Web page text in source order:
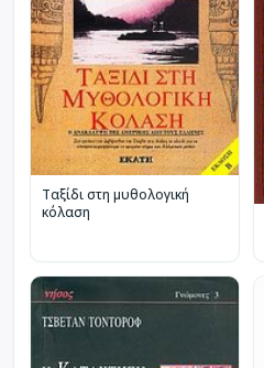
Ταξίδι στη μυθολογική
κόλαση